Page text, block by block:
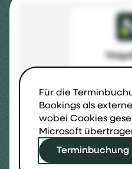
Für die
Bookings als
wobei Cookies
Microsoft
Terminbuchung